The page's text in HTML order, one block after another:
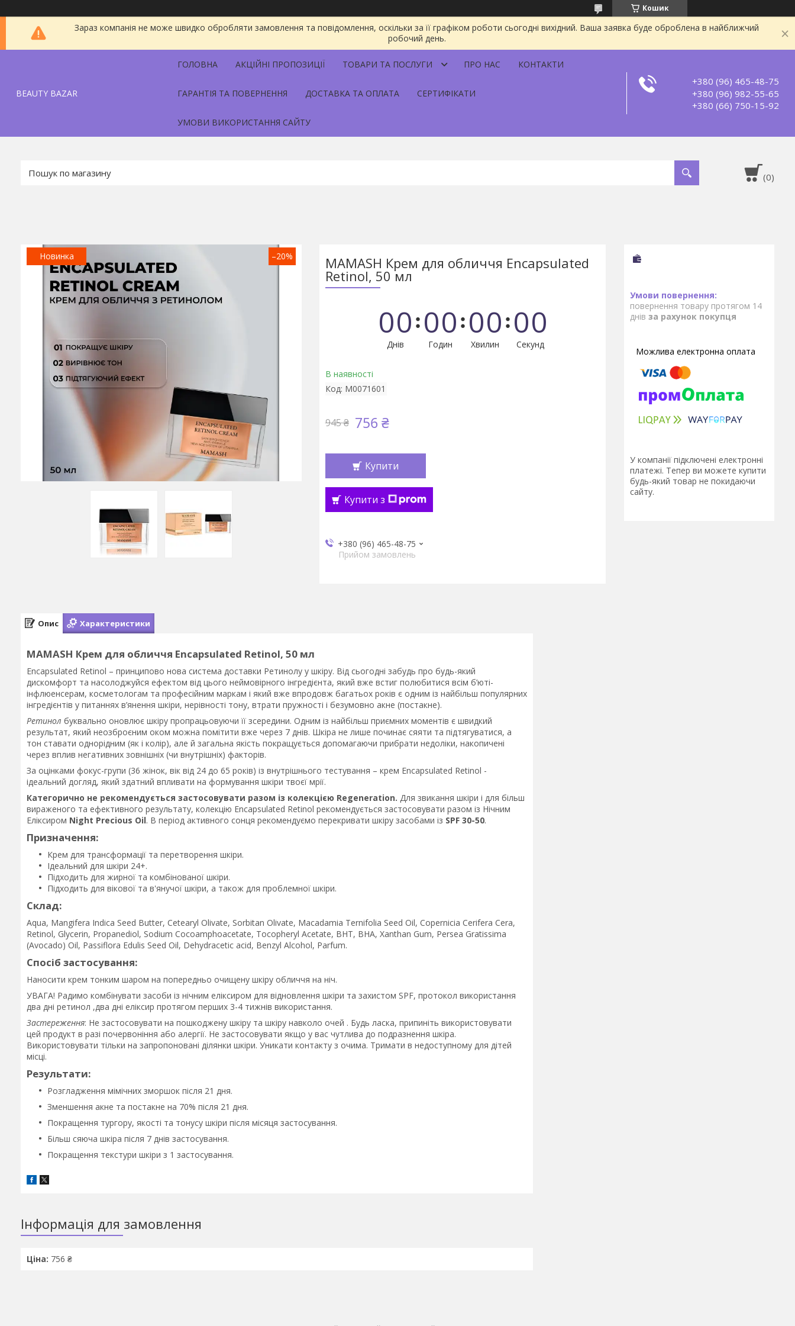
Кошик
Зараз компанія не може швидко обробляти замовлення та повідомлення, оскільки за її графіком роботи сьогодні вихідний. Ваша заявка буде оброблена в найближчий
робочий день.
BEAUTY BAZAR
ГОЛОВНА АКЦІЙНІ ПРОПОЗИЦІЇ ТОВАРИ ТА ПОСЛУГИ ПРО НАС КОНТАКТИ
ГАРАНТІЯ ТА ПОВЕРНЕННЯ ДОСТАВКА ТА ОПЛАТА СЕРТИФІКАТИ
УМОВИ ВИКОРИСТАННЯ САЙТУ
+380 (96) 465-48-75
+380 (96) 982-55-65
+380 (66) 750-15-92
Новинка –20% MAMASH Крем для обличчя Encapsulated
Retinol, 50 мл
00
Днів
00
Годин
00
Хвилин
00
Секунд
В наявності
Код: М0071601
945 ₴ 756 ₴
Купити
Купити з
+380 (96) 465-48-75
Прийом замовлень
повернення товару протягом 14
днів за рахунок покупця
У компанії підключені електронні
платежі. Тепер ви можете купити
будь-який товар не покидаючи
сайту.
Опис Характеристики
MAMASH Крем для обличчя Encapsulated Retinol, 50 мл
Encapsulated Retinol – принципово нова система доставки Ретинолу у шкіру. Від сьогодні забудь про будь-який
дискомфорт та насолоджуйся ефектом від цього неймовірного інгредієнта, який вже встиг полюбитися всім б’юті-
інфлюенсерам, косметологам та професійним маркам і який вже впродовж багатьох років є одним із найбільш популярних
інгредієнтів у питаннях в’янення шкіри, нерівності тону, втрати пружності і безумовно акне (постакне).
Ретинол буквально оновлює шкіру пропрацьовуючи її зсередини. Одним із найбільш приємних моментів є швидкий
результат, який неозброєним оком можна помітити вже через 7 днів. Шкіра не лише починає сяяти та підтягуватися, а
тон ставати однорідним (як і колір), але й загальна якість покращується допомагаючи прибрати недоліки, накопичені
через вплив негативних зовнішніх (чи внутрішніх) факторів.
За оцінками фокус-групи (36 жінок, вік від 24 до 65 років) із внутрішнього тестування – крем Encapsulated Retinol -
ідеальний догляд, який здатний впливати на формування шкіри твоєї мрії.
Категорично не рекомендується застосовувати разом із колекцією Regeneration. Для звикання шкіри і для більш
вираженого та ефективного результату, колекцію Encapsulated Retinol рекомендується застосовувати разом із Нічним
Еліксиром Night Precious Oil. В період активного сонця рекомендуємо перекривати шкіру засобами із SPF 30-50.
Призначення:
Крем для трансформації та перетворення шкіри.
Ідеальний для шкіри 24+.
Підходить для жирної та комбінованої шкіри.
Підходить для вікової та в'янучої шкіри, а також для проблемної шкіри.
Склад:
Aqua, Mangifera Indica Seed Butter, Cetearyl Olivate, Sorbitan Olivate, Macadamia Ternifolia Seed Oil, Copernicia Cerifera Cera,
Retinol, Glycerin, Propanediol, Sodium Cocoamphoacetate, Tocopheryl Acetate, BHT, BHA, Xanthan Gum, Persea Gratissima
(Avocado) Oil, Passiflora Edulis Seed Oil, Dehydracetic acid, Benzyl Alcohol, Parfum.
Спосіб застосування:
Наносити крем тонким шаром на попередньо очищену шкіру обличчя на ніч.
УВАГА! Радимо комбінувати засоби із нічним еліксиром для відновлення шкіри та захистом SPF, протокол використання
два дні ретинол ,два дні еліксир протягом перших 3-4 тижнів використання.
Застереження: Не застосовувати на пошкоджену шкіру та шкіру навколо очей . Будь ласка, припиніть використовувати
цей продукт в разі почервоніння або алергії. Не застосовувати якщо у вас чутлива до подразнення шкіра.
Використовувати тільки на запропоновані ділянки шкіри. Уникати контакту з очима. Тримати в недоступному для дітей
місці.
Результати:
Розгладження мімічних зморшок після 21 дня.
Зменшення акне та постакне на 70% після 21 дня.
Покращення тургору, якості та тонусу шкіри після місяця застосування.
Більш сяюча шкіра після 7 днів застосування.
Покращення текстури шкіри з 1 застосування.
Інформація для замовлення
Ціна: 756 ₴